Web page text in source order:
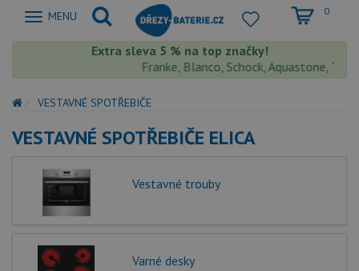
Zobrazit
MENU 0
Extra sleva 5 % na top značky!
Franke, Blanco, Schock, Aquastone,
VESTAVNÉ SPOTŘEBIČE
VESTAVNÉ SPOTŘEBIČE ELICA
Vestavné trouby
Varné desky